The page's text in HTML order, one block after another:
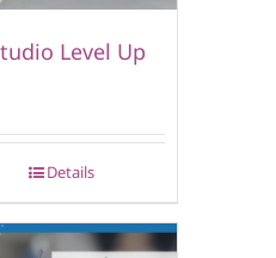
Level Up
Details